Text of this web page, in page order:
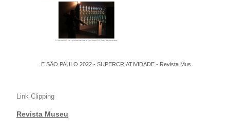
FILE SÃO PAULO 2022 - SUPERCRIATIVIDADE - Revista Museu
Link Clipping
Revista Museu